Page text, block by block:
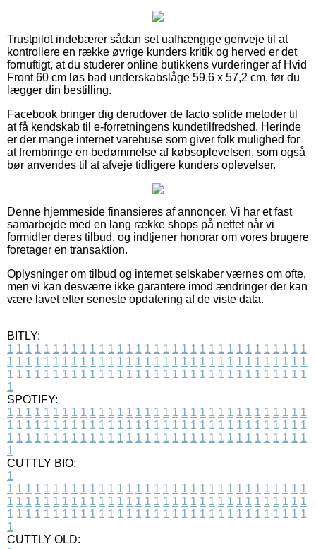
Trustpilot indebærer sådan set uafhængige genveje til at
kontrollere en række øvrige kunders kritik og herved er det
fornuftigt, at du studerer online butikkens vurderinger af Hvid
Front 60 cm løs bad underskabslåge 59,6 x 57,2 cm. før du
lægger din bestilling.
Facebook bringer dig derudover de facto solide metoder til
at få kendskab til e-forretningens kundetilfredshed. Herinde
er der mange internet varehuse som giver folk mulighed for
at frembringe en bedømmelse af købsoplevelsen, som også
bør anvendes til at afveje tidligere kunders oplevelser.
Denne hjemmeside finansieres af annoncer. Vi har et fast
samarbejde med en lang række shops på nettet når vi
formidler deres tilbud, og indtjener honorar om vores brugere
foretager en transaktion.
Oplysninger om tilbud og internet selskaber værnes om ofte,
men vi kan desværre ikke garantere imod ændringer der kan
være lavet efter seneste opdatering af de viste data.
BITLY:
1 1 1 1 1 1 1 1 1 1 1 1 1 1 1 1 1 1 1 1 1 1 1 1 1 1 1 1 1 1 1 1 1
1 1 1 1 1 1 1 1 1 1 1 1 1 1 1 1 1 1 1 1 1 1 1 1 1 1 1 1 1 1 1 1 1
1 1 1 1 1 1 1 1 1 1 1 1 1 1 1 1 1 1 1 1 1 1 1 1 1 1 1 1 1 1 1 1 1
1
SPOTIFY:
1 1 1 1 1 1 1 1 1 1 1 1 1 1 1 1 1 1 1 1 1 1 1 1 1 1 1 1 1 1 1 1 1
1 1 1 1 1 1 1 1 1 1 1 1 1 1 1 1 1 1 1 1 1 1 1 1 1 1 1 1 1 1 1 1 1
1 1 1 1 1 1 1 1 1 1 1 1 1 1 1 1 1 1 1 1 1 1 1 1 1 1 1 1 1 1 1 1 1
1
CUTTLY BIO:
1
1 1 1 1 1 1 1 1 1 1 1 1 1 1 1 1 1 1 1 1 1 1 1 1 1 1 1 1 1 1 1 1 1
1 1 1 1 1 1 1 1 1 1 1 1 1 1 1 1 1 1 1 1 1 1 1 1 1 1 1 1 1 1 1 1 1
1 1 1 1 1 1 1 1 1 1 1 1 1 1 1 1 1 1 1 1 1 1 1 1 1 1 1 1 1 1 1 1 1
1
CUTTLY OLD: